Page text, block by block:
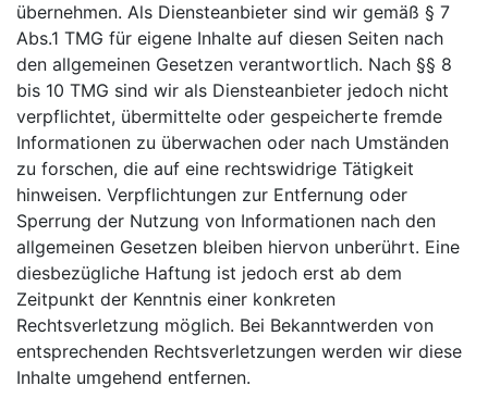
übernehmen. Als Diensteanbieter sind wir gemäß § 7
Abs.1 TMG für eigene Inhalte auf diesen Seiten nach
den allgemeinen Gesetzen verantwortlich. Nach §§ 8
bis 10 TMG sind wir als Diensteanbieter jedoch nicht
verpflichtet, übermittelte oder gespeicherte fremde
Informationen zu überwachen oder nach Umständen
zu forschen, die auf eine rechtswidrige Tätigkeit
hinweisen. Verpflichtungen zur Entfernung oder
Sperrung der Nutzung von Informationen nach den
allgemeinen Gesetzen bleiben hiervon unberührt. Eine
diesbezügliche Haftung ist jedoch erst ab dem
Zeitpunkt der Kenntnis einer konkreten
Rechtsverletzung möglich. Bei Bekanntwerden von
entsprechenden Rechtsverletzungen werden wir diese
Inhalte umgehend entfernen.